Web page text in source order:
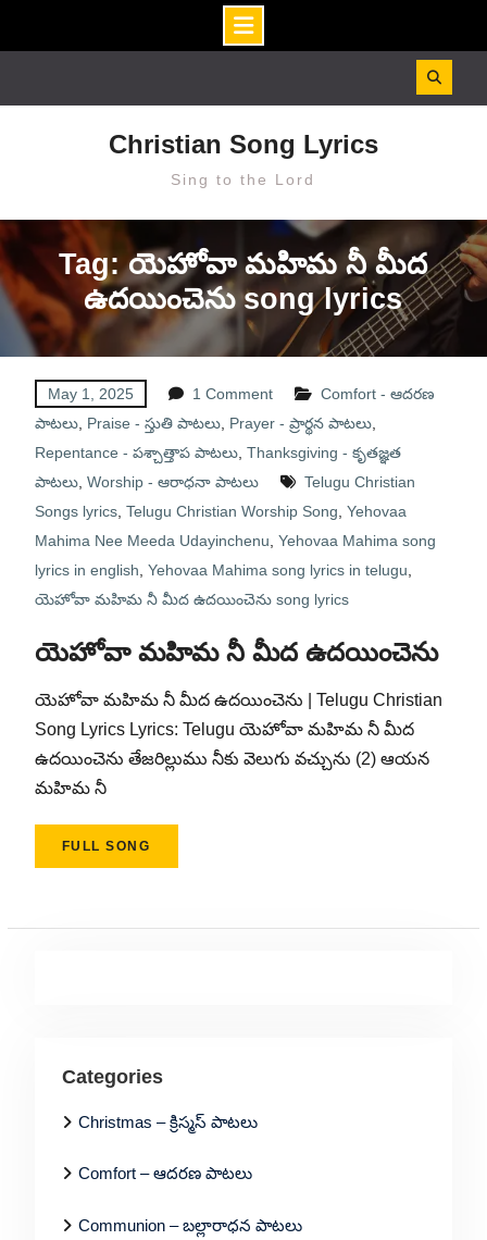
Christian Song Lyrics
Sing to the Lord
Tag: యెహోవా మహిమ నీ మీద
ఉదయించెను song lyrics
May 1, 2025 1 Comment
Comfort - ఆదరణ
పాటలు, Praise - స్తుతి పాటలు, Prayer - ప్రార్థన పాటలు,
Repentance - పశ్చాత్తాప పాటలు, Thanksgiving - కృతజ్ఞత
పాటలు, Worship - ఆరాధనా పాటలు
Telugu Christian
Songs lyrics, Telugu Christian Worship Song Yehovaa
Mahima Nee Meeda Udayinchenu Yehovaa Mahima song
lyrics in english Yehovaa Mahima song lyrics in telugu
యెహోవా మహిమ నీ మీద ఉదయించెను song lyrics
యెహోవా మహిమ నీ మీద ఉదయించెను
యెహోవా మహిమ నీ మీద ఉదయించెను | Telugu Christian
Song Lyrics Lyrics: Telugu యెహోవా మహిమ నీ మీద
ఉదయించెను తేజరిల్లుము నీకు వెలుగు వచ్చును (2) ఆయన
మహిమ నీ
FULL SONG
Categories
Christmas – క్రిస్మస్ పాటలు
Comfort – ఆదరణ పాటలు
Communion – బల్లారాధన పాటలు